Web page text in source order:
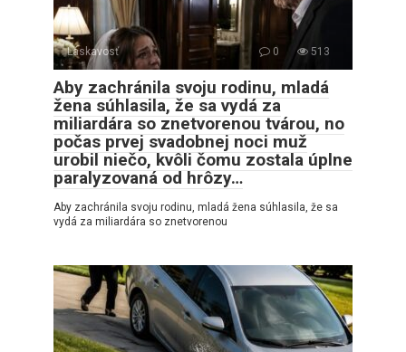
Láskavosť 0 513
Aby zachránila svoju rodinu, mladá
žena súhlasila, že sa vydá za
miliardára so znetvorenou tvárou, no
počas prvej svadobnej noci muž
urobil niečo, kvôli čomu zostala úplne
paralyzovaná od hrôzy…
Aby zachránila svoju rodinu, mladá žena súhlasila, že sa
vydá za miliardára so znetvorenou